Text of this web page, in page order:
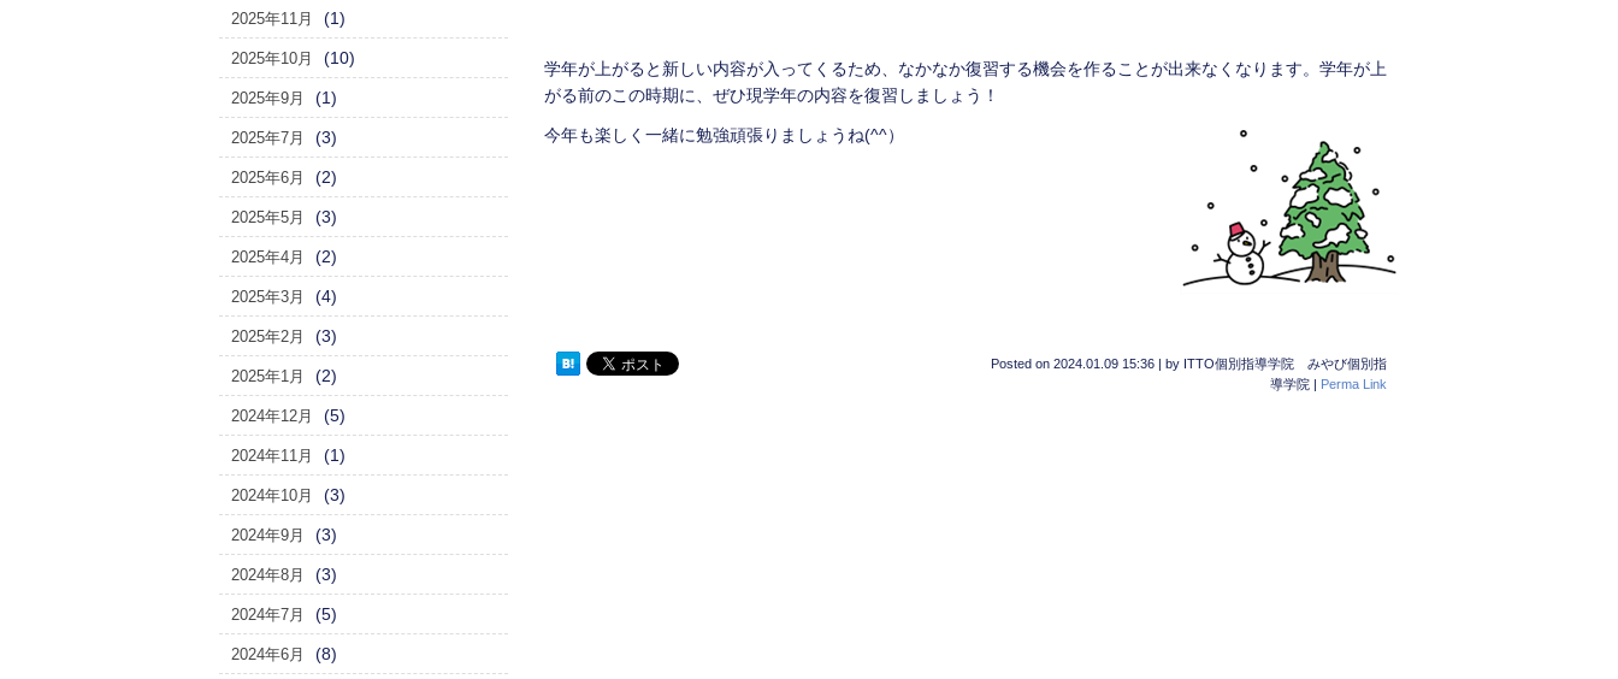
学年が上がると新しい内容が入ってくるため、なかなか復習する機会を作ることが出来なくなります。学年が上
がる前のこの時期に、ぜひ現学年の内容を復習しましょう！
今年も楽しく一緒に勉強頑張りましょうね(^^）
Posted on 2024.01.09 15:36 by ITTO個別指導学院 みやび個別指
導学院
Perma Link
2025年11月 (1)
2025年10月 (10)
2025年9月 (1)
2025年7月 (3)
2025年6月 (2)
2025年5月 (3)
2025年4月 (2)
2025年3月 (4)
2025年2月 (3)
2025年1月 (2)
2024年12月 (5)
2024年11月 (1)
2024年10月 (3)
2024年9月 (3)
2024年8月 (3)
2024年7月 (5)
2024年6月 (8)